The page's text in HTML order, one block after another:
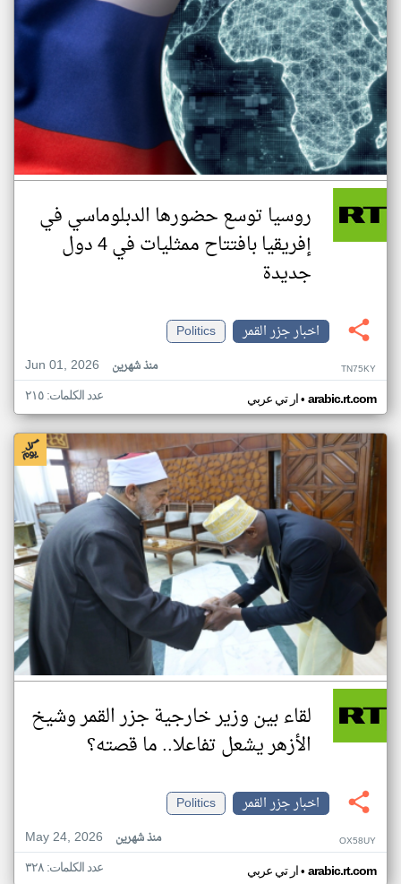
روسيا توسع حضورها الدبلوماسي في
إفريقيا بافتتاح ممثليات في 4 دول
جديدة
اخبار جزر القمر
Politics
Jun 01, 2026
منذ شهرين TN75KY
ار تي عربي• arabic.rt.com عدد الكلمات: ٢١٥
لقاء بين وزير خارجية جزر القمر وشيخ
الأزهر يشعل تفاعلا.. ما قصته؟
اخبار جزر القمر
Politics
May 24, 2026
منذ شهرين OX58UY
ار تي عربي• arabic.rt.com عدد الكلمات: ٣٢٨